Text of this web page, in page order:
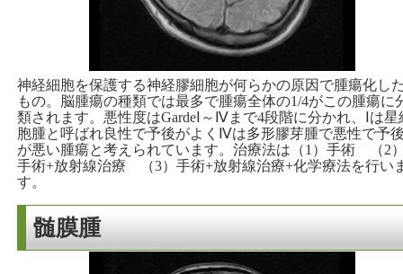
神経細胞を保護する神経膠細胞が何らかの原因で腫瘍化し
もの。脳腫瘍の種類では最多で腫瘍全体の1/4がこの腫瘍に
類されます。悪性度はGardeⅠ～Ⅳまで4段階に分かれ、Ⅰは星
胞腫と呼ばれ良性で予後がよくⅣは多形膠芽腫で悪性で予
が悪い腫瘍と考えられています。治療法は（1）手術 （2
手術+放射線治療 （3）手術+放射線治療+化学療法を行い
す。
髄膜腫